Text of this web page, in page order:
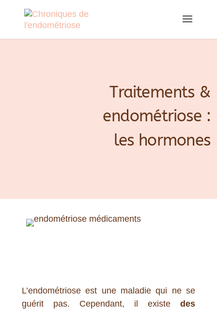
Traitements &
endométriose :
les hormones
L’endométriose est une maladie qui ne se
guérit pas. Cependant, il existedes